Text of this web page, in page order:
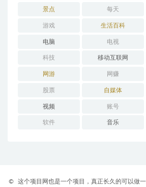
景点 每天
游戏 生活百科
电脑 电视
科技 移动互联网
网游 网赚
股票 自媒体
视频 账号
软件 音乐
© 这个项目网也是一个项目，真正长久的可以做